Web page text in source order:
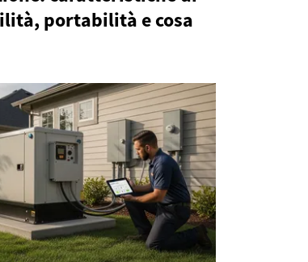
portabilità e cosa